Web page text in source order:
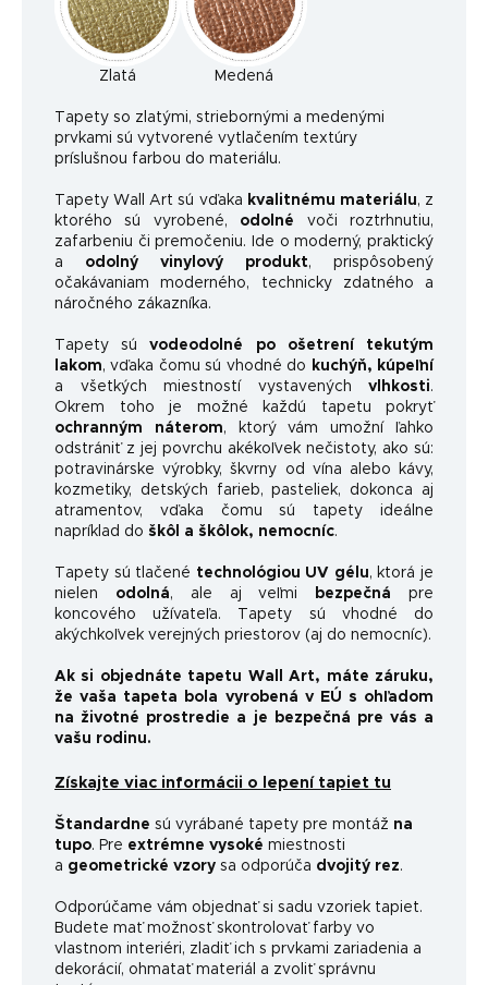
Zlatá Medená
Tapety so zlatými, striebornými a medenými
prvkami sú vytvorené vytlačením textúry
príslušnou farbou do materiálu.
Tapety Wall Art sú vďaka kvalitnému materiálu, z
ktorého sú vyrobené, odolné voči roztrhnutiu,
zafarbeniu či premočeniu. Ide o moderný, praktický
a odolný vinylový produkt, prispôsobený
očakávaniam moderného, ​​technicky zdatného a
náročného zákazníka.
Tapety súvodeodolné po ošetrení tekutým
lakom, vďaka čomu sú vhodné do
kuchýň, kúpeľní
a všetkých miestností vystavených vlhkosti.
Okrem toho je možné každú tapetu pokryť
ochranným náterom, ktorý vám umožní ľahko
odstrániť z jej povrchu akékoľvek nečistoty, ako sú:
potravinárske výrobky, škvrny od vína alebo kávy,
kozmetiky, detských farieb, pasteliek, dokonca aj
atramentov, vďaka čomu sú tapety ideálne
napríklad do škôl a škôlok, nemocníc.
Tapety sú tlačené technológiou UV gélu, ktorá je
nielen odolná, ale aj veľmi bezpečná pre
koncového užívateľa. Tapety sú vhodné do
akýchkoľvek verejných priestorov (aj do nemocníc).
Ak si objednáte tapetu Wall Art, máte záruku,
že vaša tapeta bola vyrobená v EÚ s ohľadom
na životné prostredie a je bezpečná pre vás a
vašu rodinu.
Získajte viac informácii o lepení tapiet tu
Štandardne sú vyrábané tapety pre montáž na
tupo. Pre extrémne vysoké miestnosti
a geometrické vzory sa odporúča dvojitý rez.
Odporúčame vám objednať si sadu vzoriek tapiet.
Budete mať možnosť skontrolovať farby vo
vlastnom interiéri, zladiť ich s prvkami zariadenia a
dekorácií, ohmatať materiál a zvoliť správnu